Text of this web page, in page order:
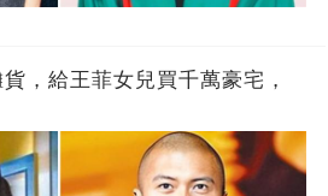
，給王菲女兒買千萬豪宅，